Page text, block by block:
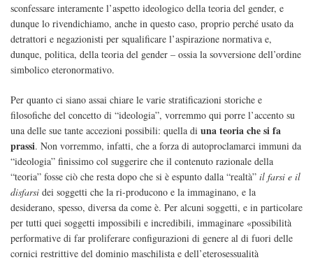
sconfessare interamente l’aspetto ideologico della teoria del gender, e
dunque lo rivendichiamo, anche in questo caso, proprio perché usato da
detrattori e negazionisti per squalificare l’aspirazione normativa e,
dunque, politica, della teoria del gender – ossia la sovversione dell’ordine
simbolico eteronormativo.
Per quanto ci siano assai chiare le varie stratificazioni storiche e
filosofiche del concetto di “ideologia”, vorremmo qui porre l’accento su
una delle sue tante accezioni possibili: quella di una teoria che si fa
prassi. Non vorremmo, infatti, che a forza di autoproclamarci immuni da
“ideologia” finissimo col suggerire che il contenuto razionale della
“teoria” fosse ciò che resta dopo che si è espunto dalla “realtà” il farsi e il
disfarsi dei soggetti che la ri-producono e la immaginano, e la
desiderano, spesso, diversa da come è. Per alcuni soggetti, e in particolare
per tutti quei soggetti impossibili e incredibili, immaginare «possibilità
performative di far proliferare configurazioni di genere al di fuori delle
cornici restrittive del dominio maschilista e dell’eterosessualità